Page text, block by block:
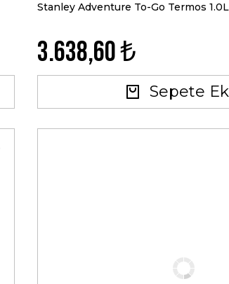
Stanley Adventure To-Go Termos
3.638,60 ₺
Sepete